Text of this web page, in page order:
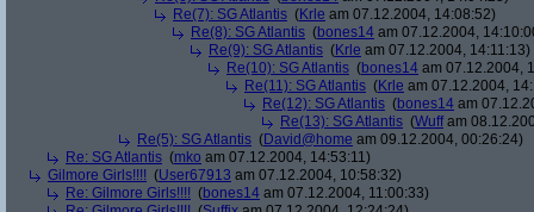
Re(7): SG Atlantis (Krle am 07.12.2004, 14:08:52)
Re(8): SG Atlantis (bones14 am 07.12.2004,
Re(9): SG Atlantis (Krle am 07.12.2004, 14:11:13)
Re(10): SG Atlantis (bones14 am 07.12.2004,
Re(11): SG Atlantis (Krle am 07.12.2004,
Re(12): SG Atlantis (bones14 am
Re(13): SG Atlantis (Wuffam
Re(5): SG Atlantis (David@home am 09.12.2004, 00:26:24)
Re: SG Atlantis (mko am 07.12.2004, 14:53:11)
Gilmore Girls!!!! (User67913 am 07.12.2004, 10:58:32)
Re: Gilmore Girls!!!! (bones14 am 07.12.2004, 11:00:33)